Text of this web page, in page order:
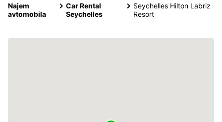
Najem
avtomobila
Car Rental
Seychelles
Seychelles Hilton Labriz
Resort